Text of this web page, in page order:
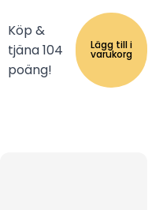
Köp &
tjäna 104
poäng!
Lägg till i
varukorg